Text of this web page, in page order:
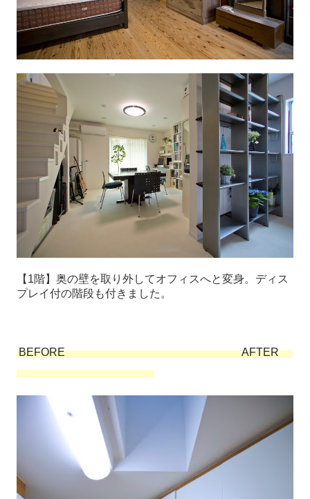
【1階】奥の壁を取り外してオフィスへと変身。ディス
プレイ付の階段も付きました。
BEFORE AFTER